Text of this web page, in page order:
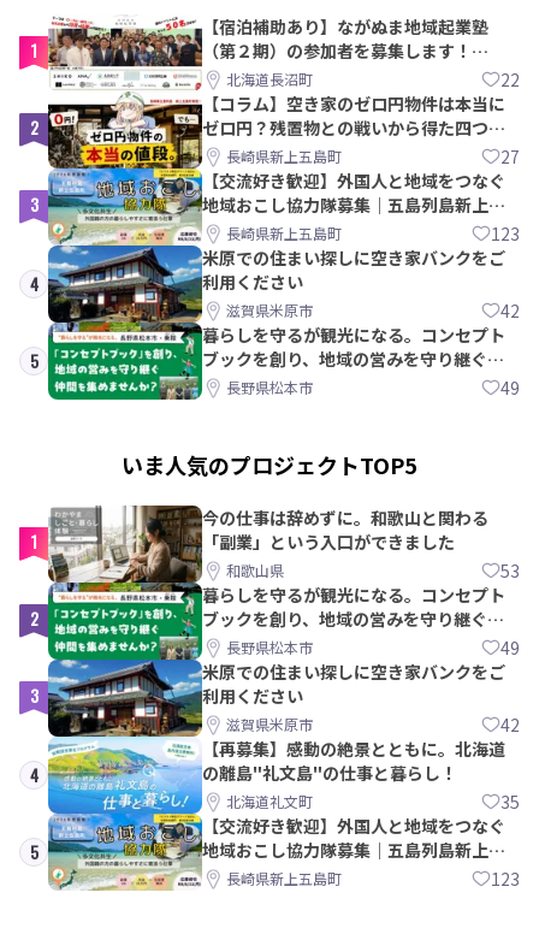
1
【宿泊補助あり】ながぬま地域起業塾
（第２期）の参加者を募集します！
【8/21〆】
北海道長沼町 22
2
【コラム】空き家のゼロ円物件は本当に
ゼロ円？残置物との戦いから得た四つの
教訓｜新上五島町
長崎県新上五島町 27
3
【交流好き歓迎】外国人と地域をつなぐ
地域おこし協力隊募集｜五島列島新上五
島町長崎県新上五島町 123
4
米原での住まい探しに空き家バンクをご
利用ください
滋賀県米原市 42
5
暮らしを守るが観光になる。コンセプト
ブックを創り、地域の営みを守り継ぐ仲
間を集めませんか？
長野県松本市 49
いま人気のプロジェクトTOP5
1
今の仕事は辞めずに。和歌山と関わる
「副業」という入口ができました
和歌山県 53
2
暮らしを守るが観光になる。コンセプト
ブックを創り、地域の営みを守り継ぐ仲
間を集めませんか？
長野県松本市 49
3
米原での住まい探しに空き家バンクをご
利用ください
滋賀県米原市 42
4
【再募集】感動の絶景とともに。北海道
の離島"礼文島"の仕事と暮らし！
北海道礼文町 35
5
【交流好き歓迎】外国人と地域をつなぐ
地域おこし協力隊募集｜五島列島新上五
島町長崎県新上五島町 123